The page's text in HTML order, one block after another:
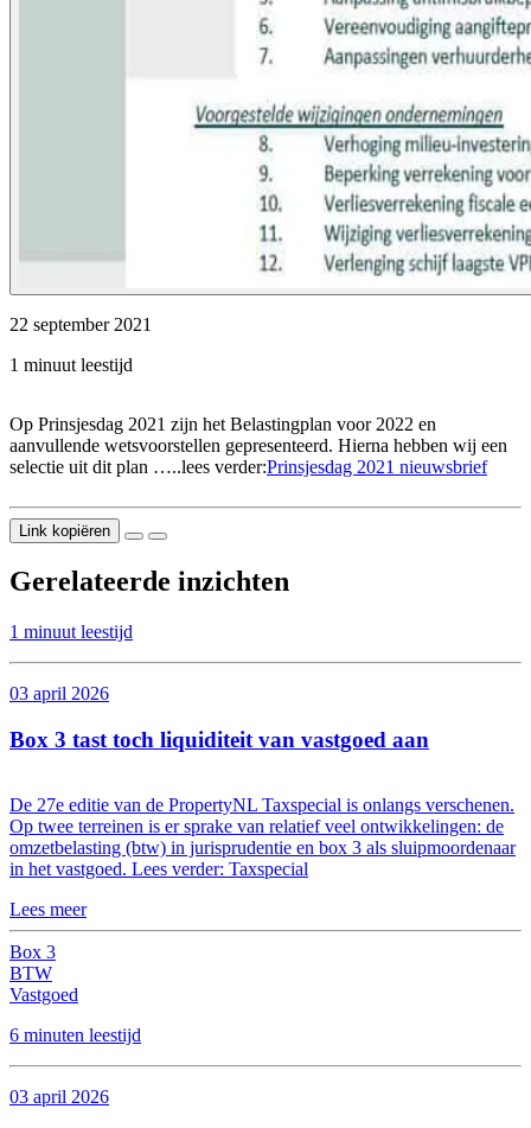
22 september 2021
1 minuut leestijd
Op Prinsjesdag 2021 zijn het Belastingplan voor 2022 en
aanvullende wetsvoorstellen gepresenteerd. Hierna hebben wij een
selectie uit dit plan …..lees verder:Prinsjesdag 2021 nieuwsbrief
Link kopiëren
Gerelateerde inzichten
1 minuut leestijd
03 april 2026
Box 3 tast toch liquiditeit van vastgoed aan
De 27e editie van de PropertyNL Taxspecial is onlangs verschenen.
Op twee terreinen is er sprake van relatief veel ontwikkelingen: de
omzetbelasting (btw) in jurisprudentie en box 3 als sluipmoordenaar
in het vastgoed. Lees verder: Taxspecial
Lees meer
Box 3
BTW
Vastgoed
6 minuten leestijd
03 april 2026